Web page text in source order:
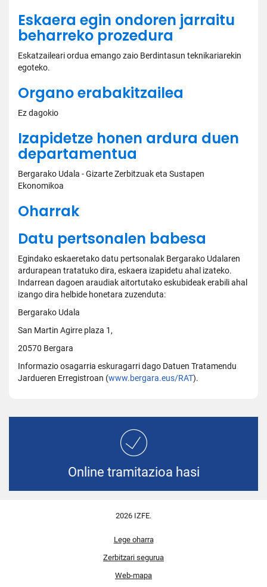
Eskaera egin ondoren jarraitu
beharreko prozedura
Eskatzaileari ordua emango zaio Berdintasun teknikariarekin
egoteko.
Organo erabakitzailea
Ez dagokio
Izapidetze honen ardura duen
departamentua
Bergarako Udala - Gizarte Zerbitzuak eta Sustapen
Ekonomikoa
Oharrak
Datu pertsonalen babesa
Egindako eskaeretako datu pertsonalak Bergarako Udalaren
ardurapean tratatuko dira, eskaera izapidetu ahal izateko.
Indarrean dagoen araudiak aitortutako eskubideak erabili ahal
izango dira helbide honetara zuzenduta:
Bergarako Udala
San Martin Agirre plaza 1,
20570 Bergara
Informazio osagarria eskuragarri dago Datuen Tratamendu
Jardueren Erregistroan (www.bergara.eus/RAT).
Online tramitazioa hasi
2026 IZFE.
Lege oharra
Zerbitzari segurua
Web-mapa